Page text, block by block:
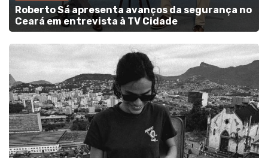
Roberto Sá apresenta avanços da segurança no
Ceará em entrevista à TV Cidade